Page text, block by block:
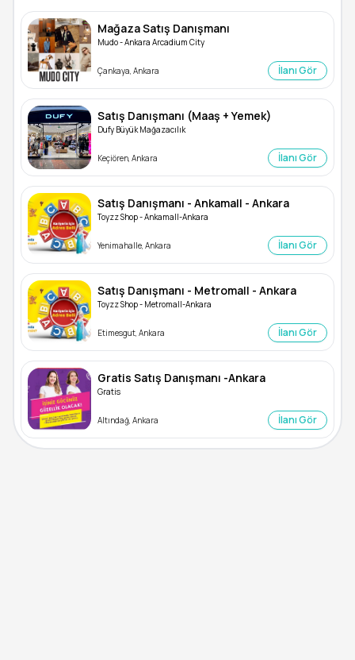
Mağaza Satış Danışmanı
Mudo - Ankara Arcadium City
Çankaya, Ankara İlanı Gör
Satış Danışmanı (Maaş + Yemek)
Dufy Büyük Mağazacılık
Keçiören, Ankara İlanı Gör
Satış Danışmanı - Ankamall - Ankara
Toyzz Shop - Ankamall-Ankara
Yenimahalle, Ankara İlanı Gör
Satış Danışmanı - Metromall - Ankara
Toyzz Shop - Metromall-Ankara
Etimesgut, Ankara İlanı Gör
Gratis Satış Danışmanı -Ankara
Gratis
Altındağ, Ankara İlanı Gör